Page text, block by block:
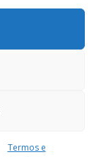
Termos e